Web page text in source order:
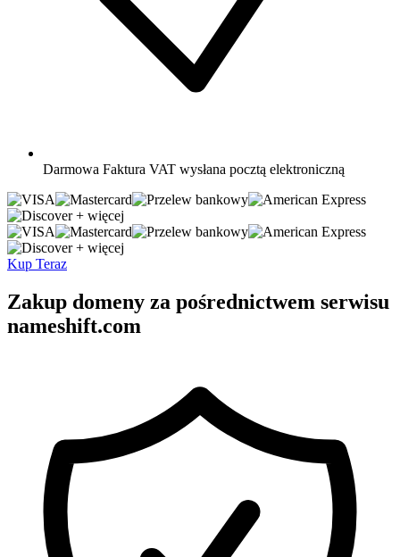
Darmowa Faktura VAT wysłana pocztą elektroniczną
+ więcej
+ więcej
Kup Teraz
Zakup domeny za pośrednictwem serwisu
nameshift.com